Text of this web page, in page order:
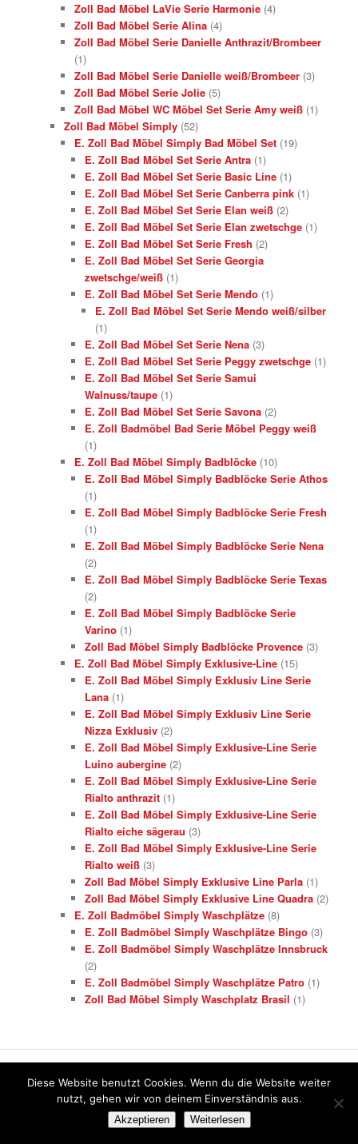
Zoll Bad Möbel LaVie Serie Harmonie (4)
Zoll Bad Möbel Serie Alina (4)
Zoll Bad Möbel Serie Danielle Anthrazit/Brombeer
(1)
Zoll Bad Möbel Serie Danielle weiß/Brombeer (3)
Zoll Bad Möbel Serie Jolie (5)
Zoll Bad Möbel WC Möbel Set Serie Amy weiß (1)
Zoll Bad Möbel Simply (52)
E. Zoll Bad Möbel Simply Bad Möbel Set (19)
E. Zoll Bad Möbel Set Serie Antra (1)
E. Zoll Bad Möbel Set Serie Basic Line (1)
E. Zoll Bad Möbel Set Serie Canberra pink (1)
E. Zoll Bad Möbel Set Serie Elan weiß (2)
E. Zoll Bad Möbel Set Serie Elan zwetschge (1)
E. Zoll Bad Möbel Set Serie Fresh (2)
E. Zoll Bad Möbel Set Serie Georgia
zwetschge/weiß (1)
E. Zoll Bad Möbel Set Serie Mendo (1)
E. Zoll Bad Möbel Set Serie Mendo weiß/silber
(1)
E. Zoll Bad Möbel Set Serie Nena (3)
E. Zoll Bad Möbel Set Serie Peggy zwetschge (1)
E. Zoll Bad Möbel Set Serie Samui
Walnuss/taupe (1)
E. Zoll Bad Möbel Set Serie Savona (2)
E. Zoll Badmöbel Bad Serie Möbel Peggy weiß
(1)
E. Zoll Bad Möbel Simply Badblöcke (10)
E. Zoll Bad Möbel Simply Badblöcke Serie Athos
(1)
E. Zoll Bad Möbel Simply Badblöcke Serie Fresh
(1)
E. Zoll Bad Möbel Simply Badblöcke Serie Nena
(2)
E. Zoll Bad Möbel Simply Badblöcke Serie Texas
(2)
E. Zoll Bad Möbel Simply Badblöcke Serie
Varino (1)
Zoll Bad Möbel Simply Badblöcke Provence (3)
E. Zoll Bad Möbel Simply Exklusive-Line (15)
E. Zoll Bad Möbel Simply Exklusiv Line Serie
Lana (1)
E. Zoll Bad Möbel Simply Exklusiv Line Serie
Nizza Exklusiv (2)
E. Zoll Bad Möbel Simply Exklusive-Line Serie
Luino aubergine (2)
E. Zoll Bad Möbel Simply Exklusive-Line Serie
Rialto anthrazit (1)
E. Zoll Bad Möbel Simply Exklusive-Line Serie
Rialto eiche sägerau (3)
E. Zoll Bad Möbel Simply Exklusive-Line Serie
Rialto weiß (3)
Zoll Bad Möbel Simply Exklusive Line Parla (1)
Zoll Bad Möbel Simply Exklusive Line Quadra (2)
E. Zoll Badmöbel Simply Waschplätze (8)
E. Zoll Badmöbel Simply Waschplätze Bingo (3)
E. Zoll Badmöbel Simply Waschplätze Innsbruck
(2)
E. Zoll Badmöbel Simply Waschplätze Patro (1)
Zoll Bad Möbel Simply Waschplatz Brasil (1)
SCHLAGWÖRTER
Ardal Fliesentechnik Bauwerksabdichtung Bostik
Diese Website benutzt Cookies. Wenn du die Website weiter
nutzt, gehen wir von deinem Einverständnis aus.
Akzeptieren Weiterlesen